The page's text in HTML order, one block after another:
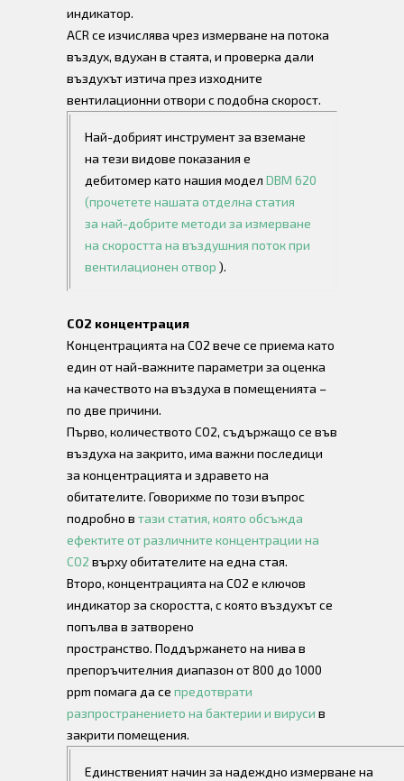
индикатор.
ACR се изчислява чрез измерване на потока
въздух, вдухан в стаята, и проверка дали
въздухът изтича през изходните
вентилационни отвори с подобна скорост.
Най-добрият инструмент за вземане
на тези видове показания е
дебитомер като нашия моделDBM 620
(прочетете нашата отделна статия
занай-добрите методи за измерване
на скоростта на въздушния поток при
вентилационен отвор ).
CO2 концентрация
Концентрацията на CO2 вече се приема като
един от най-важните параметри за оценка
на качеството на въздуха в помещенията –
по две причини.
Първо, количеството CO2, съдържащо се във
въздуха на закрито, има важни последици
за концентрацията и здравето на
обитателите. Говорихме по този въпрос
подробно в тази статия, която обсъжда
ефектите от различните концентрации на
CO2 върху обитателите на една стая.
Второ, концентрацията на CO2 е ключов
индикатор за скоростта, с която въздухът се
попълва в затворено
пространство. Поддържането на нива в
препоръчителния диапазон от 800 до 1000
ppm помага да се предотврати
разпространението на бактерии и вируси в
закрити помещения.
Единственият начин за надеждно измерване на